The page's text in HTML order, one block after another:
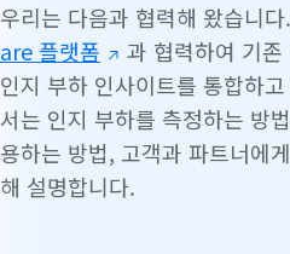
우리는 다음과 협력해 왔습니다.
are 플랫폼
과 협력하여 기
인지 부하 인사이트를 통합하
서는 인지 부하를 측정하는 방
용하는 방법, 고객과 파트너에
해 설명합니다.